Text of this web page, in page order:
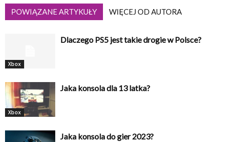
POWIĄZANE ARTYKUŁY WIĘCEJ OD AUTORA
Xbox
Dlaczego PS5 jest takie drogie w Polsce?
Xbox
Jaka konsola dla 13 latka?
Jaka konsola do gier 2023?